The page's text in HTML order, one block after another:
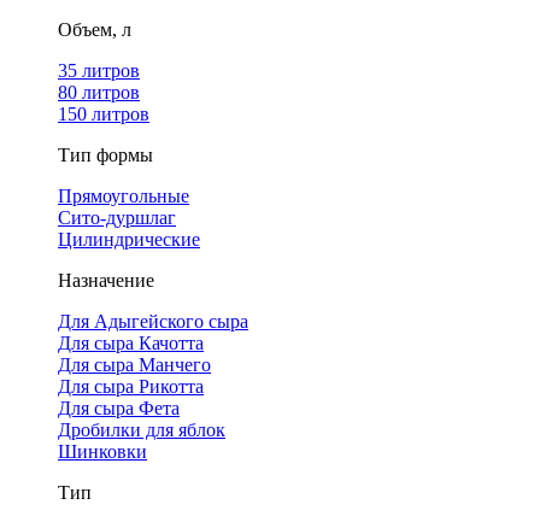
Объем, л
35 литров
80 литров
150 литров
Тип формы
Прямоугольные
Сито-дуршлаг
Цилиндрические
Назначение
Для Адыгейского сыра
Для сыра Качотта
Для сыра Манчего
Для сыра Рикотта
Для сыра Фета
Дробилки для яблок
Шинковки
Тип